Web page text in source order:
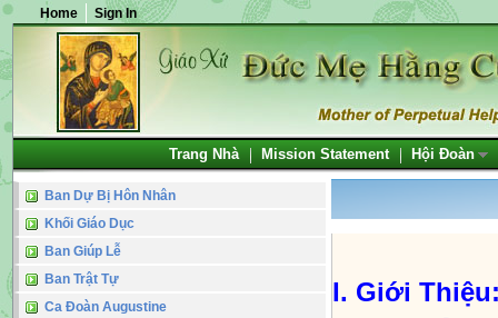
Home Sign In
Trang Nhà Mission Statement Hội Đoàn
Ban Dự Bị Hôn Nhân
Khối Giáo Dục
Ban Giúp Lễ
Ban Trật Tự
Ca Đoàn Augustine
I. Giới